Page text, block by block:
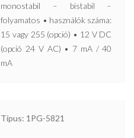
monostabil – bistabil –
folyamatos • használók száma:
15 vagy 255 (opció) • 12 V DC
(opció 24 V AC) • 7 mA / 40
mA
Típus: 1PG-5821